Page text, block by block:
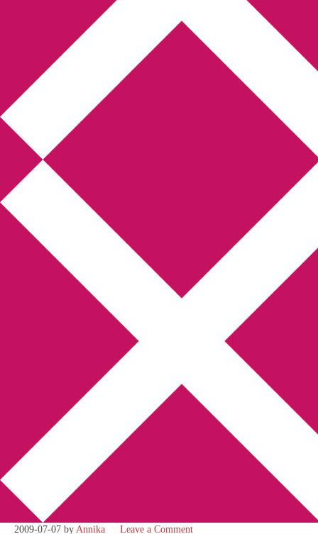
Annikas litteratur-
och kulturblogg
Deckare, kriminalromaner, thrillers
Hem Författarfemman
Webbshop Amazon
Bokbloggsjerka Bloggmaraton
Kriminalroman Min tv-blogg
You are here: Amerikansk litteratur
Recension: Elizabeth
George: Stråk av rött
Recension: Elizabeth
George: Stråk av rött
2009-07-07 by Annika Leave a Comment